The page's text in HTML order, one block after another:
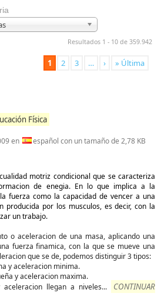
Resultados 1 - 10 de 359.942
1 2 3 … › » Última
Física
en español con un tamaño de 2,78 KB
motriz condicional que se caracteriza
de enegia. En lo que implica a la
fuerza como la capacidad de vencer a una
producida por los musculos, es decir, con la
un trabajo.
o aceleracion de una masa, aplicando una
fuerza finamica, con la que se mueve una
que se de, podemos distinguir 3 tipos:
y aceleracion minima.
y aceleracion maxima.
llegan a niveles...
CONTINUAR